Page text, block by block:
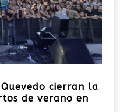
cierran la
de verano en